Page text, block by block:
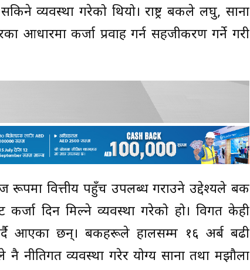
व्यवस्था गरेको थियो। राष्ट्र बैंकले लघु, साना
आधारमा कर्जा प्रवाह गर्न सहजीकरण गर्ने गरी
रूपमा वित्तीय पहुँच उपलब्ध गराउने उद्देश्यले बैंक
कर्जा दिन मिल्ने व्यवस्था गरेको हो। विगत केही
आएका छन्। बैंकहरूले हालसम्म १६ अर्ब बढी
नै नीतिगत व्यवस्था गरेर योग्य साना तथा मझौला